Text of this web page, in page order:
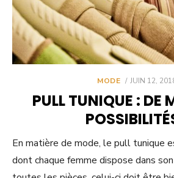
MODE
POSTED
JUIN 12,
PULL TUNIQUE : DE
En matière de mode, le pull tunique
dont chaque femme dispose dans